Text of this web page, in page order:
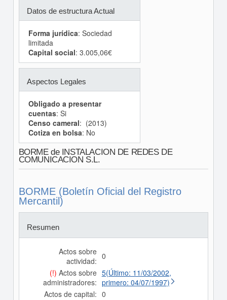
Datos de estructura Actual
Forma jurídica: Sociedad
limitada
Capital social: 3.005,06€
Aspectos Legales
Obligado a presentar
cuentas: Si
Censo cameral: (2013)
Cotiza en bolsa: No
BORME de INSTALACION DE REDES DE
COMUNICACION S.L.
BORME (Boletín Oficial del Registro
Mercantil)
Resumen
Actos sobre
actividad: 0
(!) Actos sobre
administradores:
5(Último: 11/03/2002,
primero: 04/07/1997)
Actos de capital: 0